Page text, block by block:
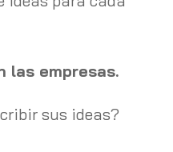
las empresas.
sus ideas?